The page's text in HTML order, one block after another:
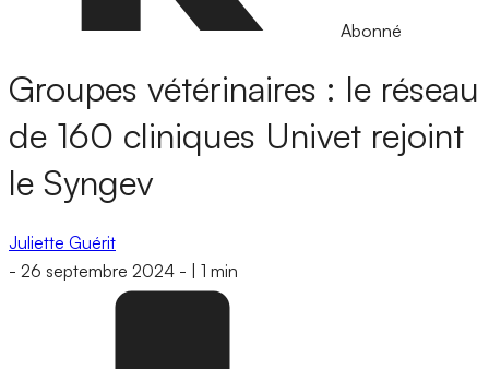
Abonné
Groupes vétérinaires : le réseau
de 160 cliniques Univet rejoint
le Syngev
Juliette Guérit
- 26 septembre 2024 - 1 min